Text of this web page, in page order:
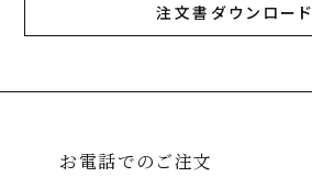
注文書ダウンロード
お電話でのご注文